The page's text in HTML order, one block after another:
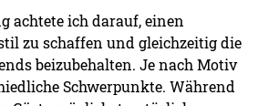
achtete ich darauf, einen
zu schaffen und gleichzeitig die
beizubehalten. Je nach Motiv
Schwerpunkte. Während